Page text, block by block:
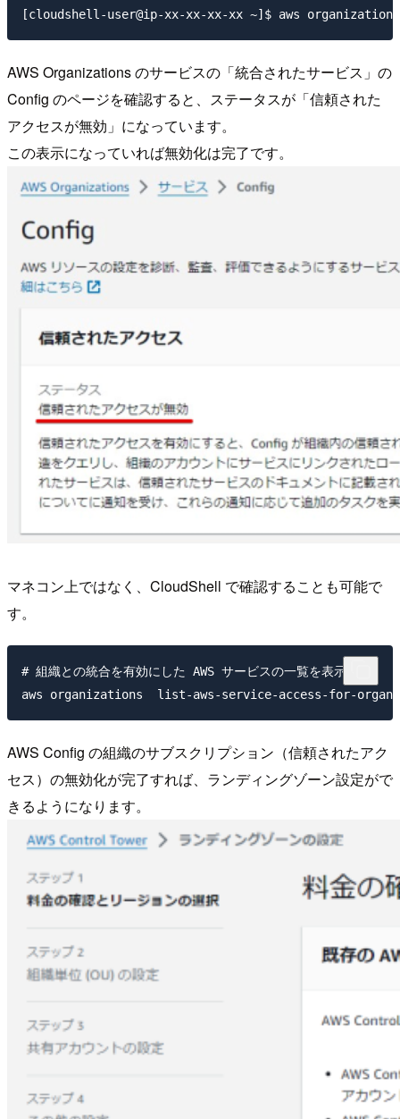
AWS Organizations のサービスの「統合されたサービス」の
Config のページを確認すると、ステータスが「信頼された
アクセスが無効」になっています。
この表示になっていれば無効化は完了です。
マネコン上ではなく、CloudShell で確認することも可能で
す。
# 組織との統合を有効にした AWS サービスの一覧を表示
AWS Config の組織のサブスクリプション（信頼されたアク
セス）の無効化が完了すれば、ランディングゾーン設定がで
きるようになります。